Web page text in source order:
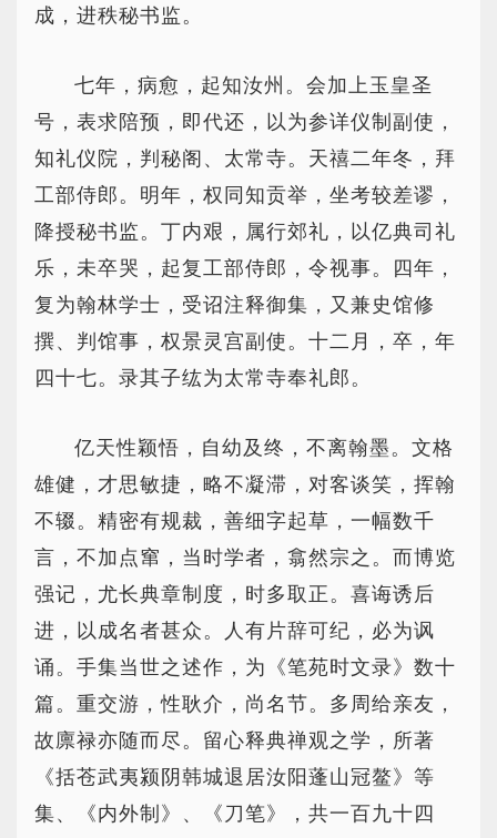
成，进秩秘书监。
七年，病愈，起知汝州。会加上玉皇圣
号，表求陪预，即代还，以为参详仪制副使，
知礼仪院，判秘阁、太常寺。天禧二年冬，拜
工部侍郎。明年，权同知贡举，坐考较差谬，
降授秘书监。丁内艰，属行郊礼，以亿典司礼
乐，未卒哭，起复工部侍郎，令视事。四年，
复为翰林学士，受诏注释御集，又兼史馆修
撰、判馆事，权景灵宫副使。十二月，卒，年
四十七。录其子纮为太常寺奉礼郎。
亿天性颖悟，自幼及终，不离翰墨。文格
雄健，才思敏捷，略不凝滞，对客谈笑，挥翰
不辍。精密有规裁，善细字起草，一幅数千
言，不加点窜，当时学者，翕然宗之。而博览
强记，尤长典章制度，时多取正。喜诲诱后
进，以成名者甚众。人有片辞可纪，必为讽
诵。手集当世之述作，为《笔苑时文录》数十
篇。重交游，性耿介，尚名节。多周给亲友，
故廪禄亦随而尽。留心释典禅观之学，所著
《括苍武夷颍阴韩城退居汝阳蓬山冠鳌》等
集、《内外制》、《刀笔》，共一百九十四